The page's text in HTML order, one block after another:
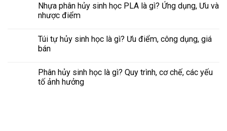
Nhựa phân hủy sinh học PLA là gì? Ứng dụng, Ưu và
nhược điểm
Túi tự hủy sinh học là gì? Ưu điểm, công dụng, giá
bán
Phân hủy sinh học là gì? Quy trình, cơ chế, các yếu
tố ảnh hưởng